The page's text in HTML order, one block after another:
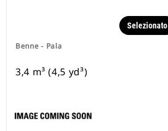
Benne - Pala
Selezionato
3,4 m³ (4,5 yd³)